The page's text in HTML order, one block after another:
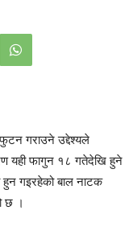
गराउने उद्देश्यले
यही फागुन १८ गतेदेखि हुने
गइरहेको बाल नाटक
छ ।